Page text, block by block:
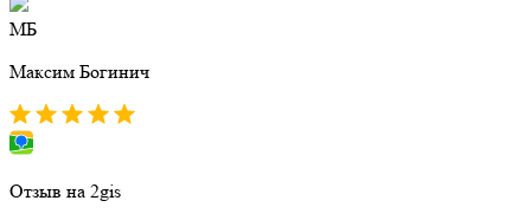
МБ
Максим Богинич
Отзыв на 2gis